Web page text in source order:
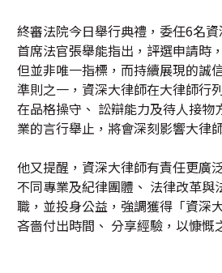
終審法院今日舉行典禮，委任6名
首席法官張舉能指出，評選申請時
但並非唯一指標，而持續展現的誠
準則之一，資深大律師在大律師行
在品格操守、 訟辯能力及待人接物
業的言行舉止，將會深刻影響大律
他又提醒，資深大律師有責任更廣
不同專業及紀律團體、 法律改革與
職，並投身公益，強調獲得「資深
吝嗇付出時間、 分享經驗，以慷慨